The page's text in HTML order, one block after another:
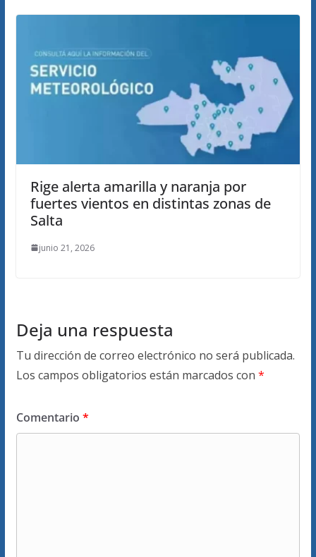
Rige alerta amarilla y naranja por
fuertes vientos en distintas zonas de
Salta
junio 21, 2026
Deja una respuesta
Tu dirección de correo electrónico no será publicada.
Los campos obligatorios están marcados con *
Comentario *